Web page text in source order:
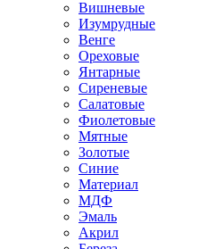
Вишневые
Изумрудные
Венге
Ореховые
Янтарные
Сиреневые
Салатовые
Фиолетовые
Мятные
Золотые
Синие
Материал
МДФ
Эмаль
Акрил